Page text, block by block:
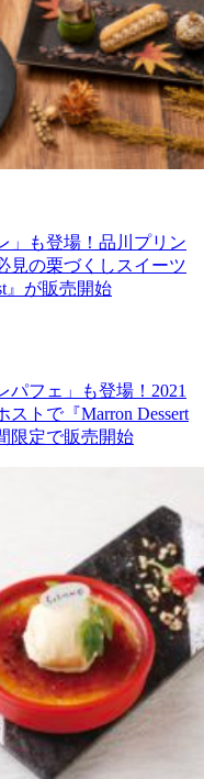
」も登場！品川プリン
見の栗づくしスイーツ
』が販売開始
パフェ」も登場！2021
トで『Marron Dessert
定で販売開始